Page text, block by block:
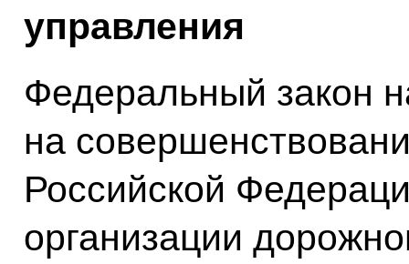
управления
Федеральный закон
на
Российской
организации